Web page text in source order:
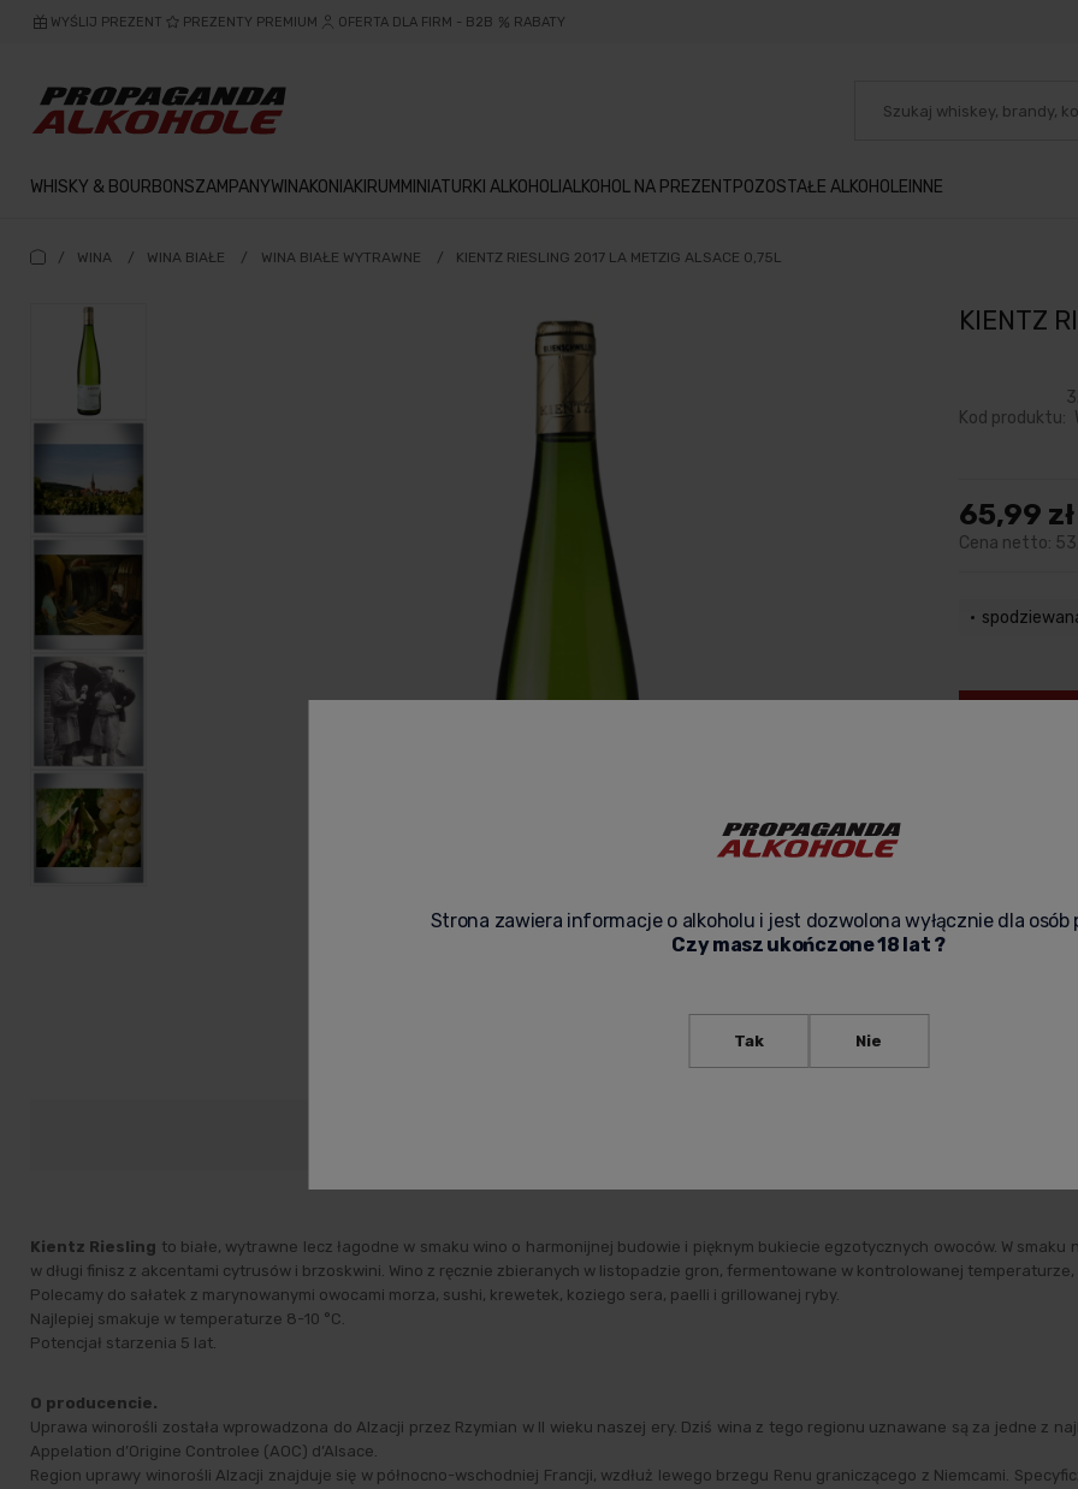
WYŚLIJ PREZENT PREZENTY PREMIUM OFERTA DLA FIRM - B2B RABATY
WHISKY & BOURBONSZAMPANYWINAKONIAKI RUM MINIATURKI ALKOHOLIALKOHOL NA PREZENTPOZOSTAŁE ALKOHOLE INNE
/ WINA / WINA BIAŁE / WINA BIAŁE WYTRAWNE / KIENTZ RIESLING 2017 LA METZIG ALSACE 0,75L
KIENTZ
Kod produktu:
65,99 zł
Cena netto:
Kientz Riesling to białe, wytrawne lecz łagodne w smaku wino o harmonijnej budowie i pięknym bukiecie egzotycznych owoców. W
w długi finisz z akcentami cytrusów i brzoskwini. Wino z ręcznie zbieranych w listopadzie gron, fermentowane w kontrolowanej temperaturze,
Polecamy do sałatek z marynowanymi owocami morza, sushi, krewetek, koziego sera, paelli i grillowanej ryby.
Najlepiej smakuje w temperaturze 8-10 °C.
Potencjał starzenia 5 lat.
O producencie.
Uprawa winorośli została wprowadzona do Alzacji przez Rzymian w II wieku naszej ery. Dziś wina z tego regionu uznawane są za jedne z
Appelation d’Origine Controlee (AOC) d’Alsace.
Region uprawy winorośli Alzacji znajduje się w północno-wschodniej Francji, wzdłuż lewego brzegu Renu graniczącego z Niemcami.
Strona zawiera informacje o alkoholu i jest dozwolona wyłącznie dla osób
Czy masz ukończone 18 lat ?
Tak Nie